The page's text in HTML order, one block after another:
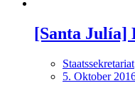
[Santa Julía]
Staatssekretariat
5. Oktober